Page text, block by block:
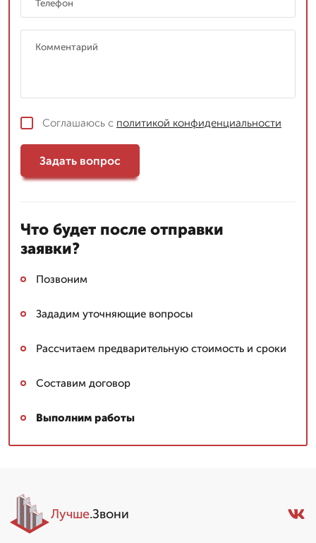
Соглашаюсь с политикой конфиденциальности
Задать вопрос
Что будет после отправки
заявки?
Позвоним
Зададим уточняющие вопросы
Рассчитаем предварительную стоимость и сроки
Составим договор
Выполним работы
Лучше.Звони